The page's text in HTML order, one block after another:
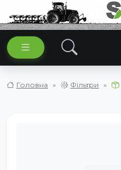
Головна Фільтри